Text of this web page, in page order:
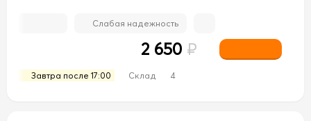
Слабая надежность
Завтра после 17:00 Склад 4
2 650 ₽